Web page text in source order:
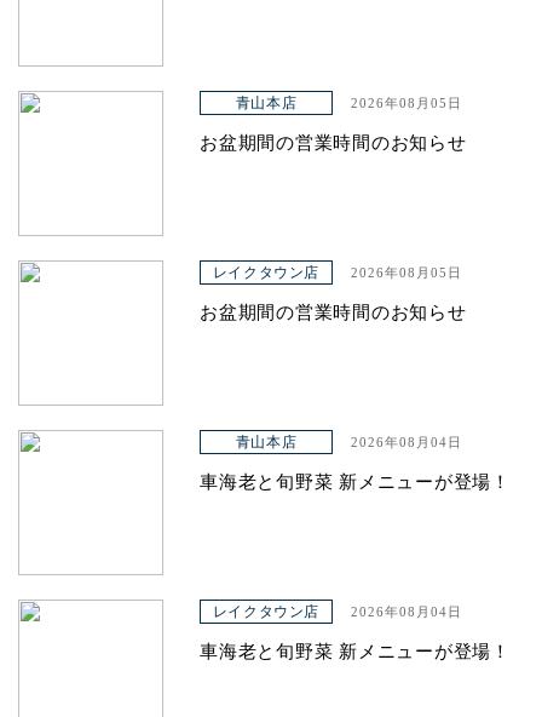
青山本店 2026年08月05日
お盆期間の営業時間のお知らせ
レイクタウン店 2026年08月05日
お盆期間の営業時間のお知らせ
青山本店 2026年08月04日
車海老と旬野菜 新メニューが登場！
レイクタウン店 2026年08月04日
車海老と旬野菜 新メニューが登場！